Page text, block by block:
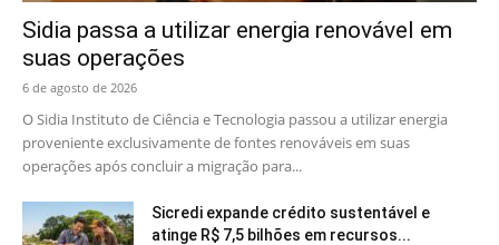
Sidia passa a utilizar energia renovável em
suas operações
6 de agosto de 2026
O Sidia Instituto de Ciência e Tecnologia passou a utilizar energia
proveniente exclusivamente de fontes renováveis em suas
operações após concluir a migração para...
Sicredi expande crédito sustentável e
atinge R$ 7,5 bilhões em recursos...